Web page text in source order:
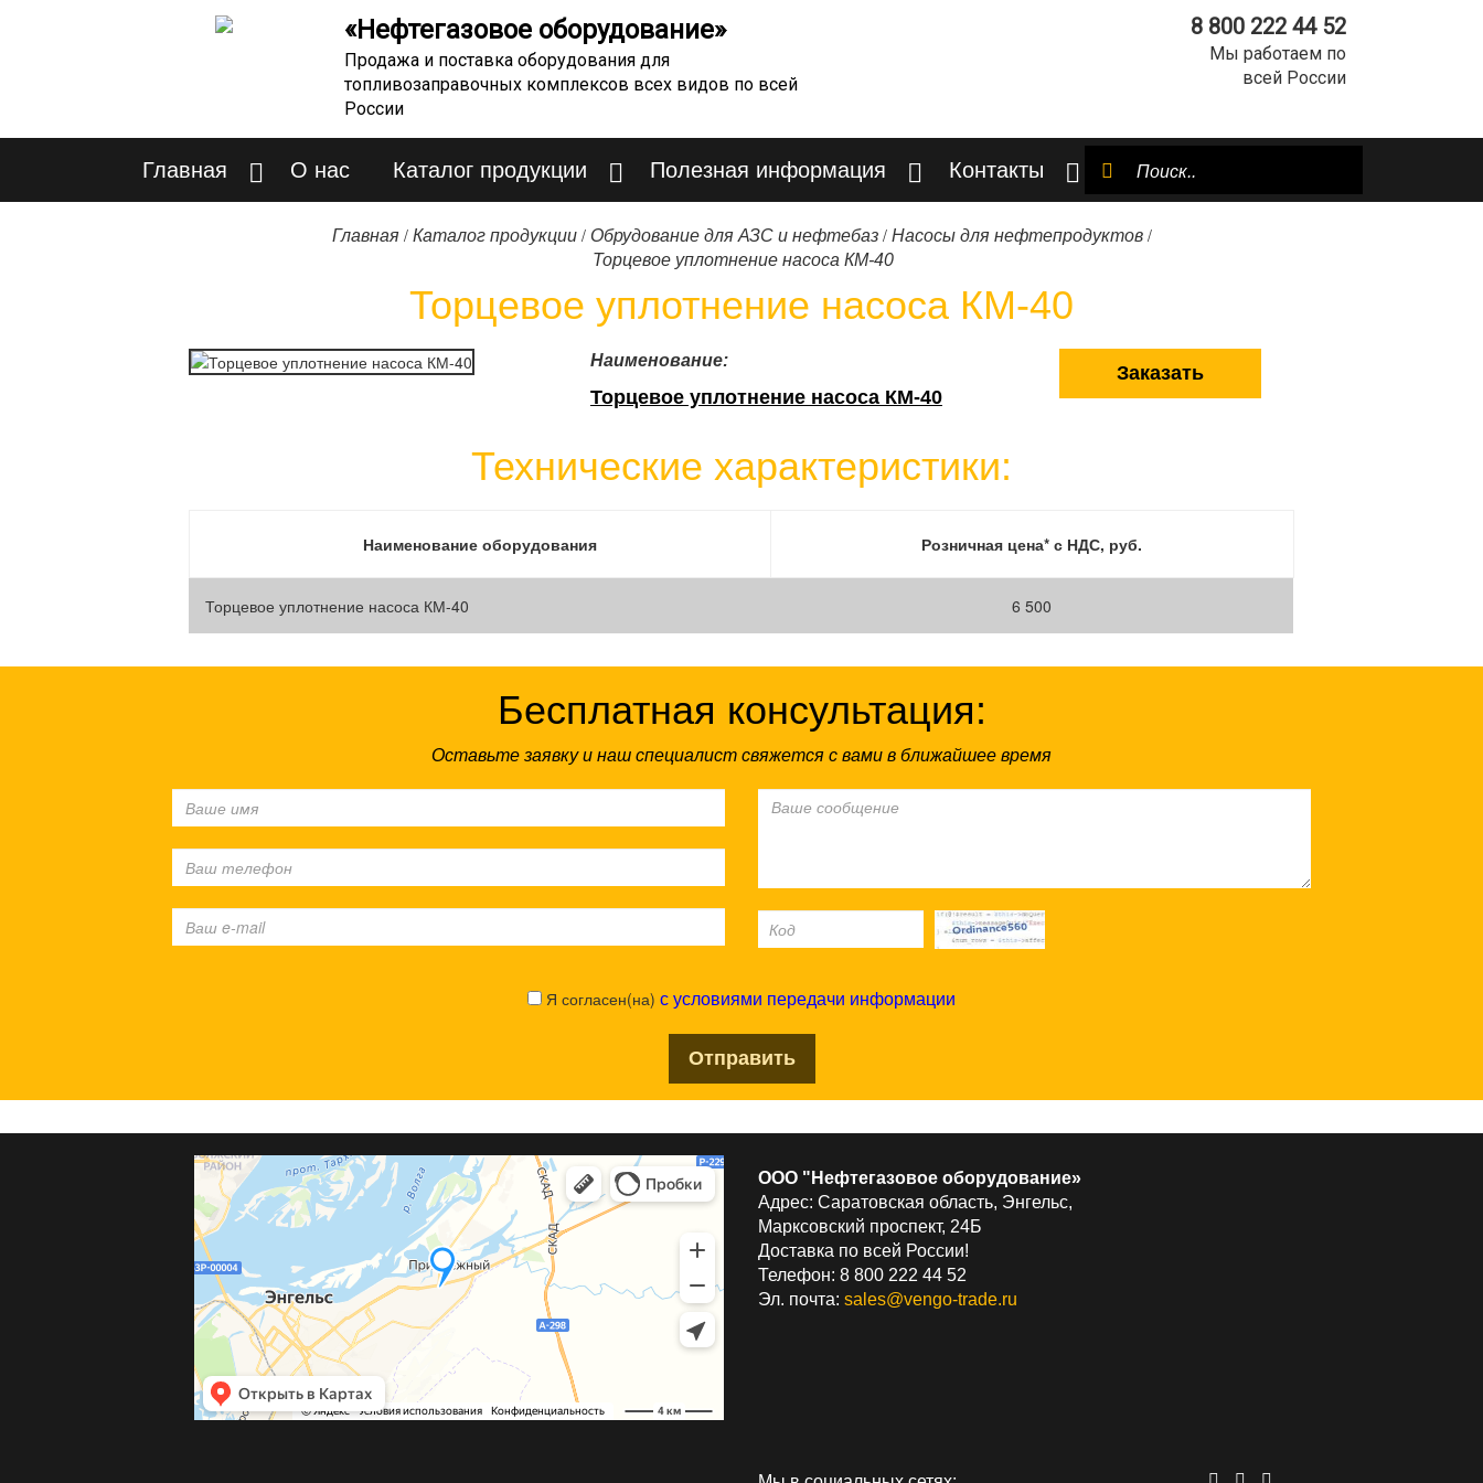
«Нефтегазовое оборудование»
Продажа и поставка оборудования для
топливозаправочных комплексов всех видов по всей
России
8 800 222 44 52
Мы работаем по
всей России
Главная О нас Каталог продукции Полезная информация Контакты
Главная/ Каталог продукции/ Обрудование для АЗС и нефтебаз/ Насосы для нефтепродуктов/
Торцевое уплотнение насоса КМ-40
Торцевое уплотнение насоса КМ-40
Наименование:
Торцевое уплотнение насоса КМ-40
Заказать
Технические характеристики:
Наименование оборудования Розничная цена* с НДС, руб.
Торцевое уплотнение насоса КМ-40 6 500
Бесплатная консультация:
Оставьте заявку и наш специалист свяжется с вами в ближайшее время
Я согласен(на) с условиями передачи информации
ООО "Нефтегазовое оборудование»
Адрес: Саратовская область, Энгельс,
Марксовский проспект, 24Б
Доставка по всей России!
Телефон: 8 800 222 44 52
Эл. почта: sales@vengo-trade.ru